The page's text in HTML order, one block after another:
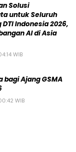
Solusi
untuk Seluruh
Indonesia 2026,
AI di Asia
WIB
bagi Ajang GSMA
WIB